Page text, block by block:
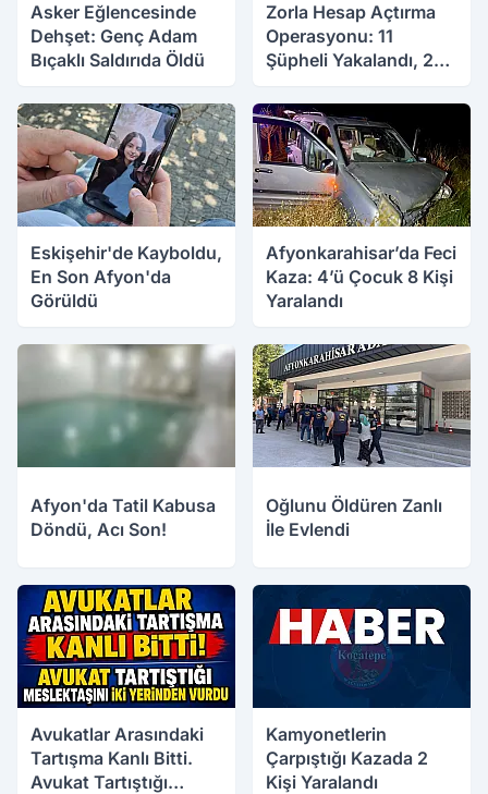
Asker Eğlencesinde
Dehşet: Genç Adam
Bıçaklı Saldırıda Öldü
07.08.2026 11:42
Zorla Hesap Açtırma
Operasyonu: 11
Şüpheli Yakalandı, 2
07.08.2026 11:40
Eskişehir'de Kayboldu,
En Son Afyon'da
Görüldü
07.08.2026 11:00
Afyonkarahisar’da Feci
Kaza: 4’ü Çocuk 8 Kişi
Yaralandı
07.08.2026 10:15
Afyon'da Tatil Kabusa
Döndü, Acı Son!
06.08.2026 18:34
Oğlunu Öldüren Zanlı
İle Evlendi
06.08.2026 15:57
Avukatlar Arasındaki
Tartışma Kanlı Bitti.
Avukat Tartıştığı
Kamyonetlerin
Çarpıştığı Kazada 2
Kişi Yaralandı